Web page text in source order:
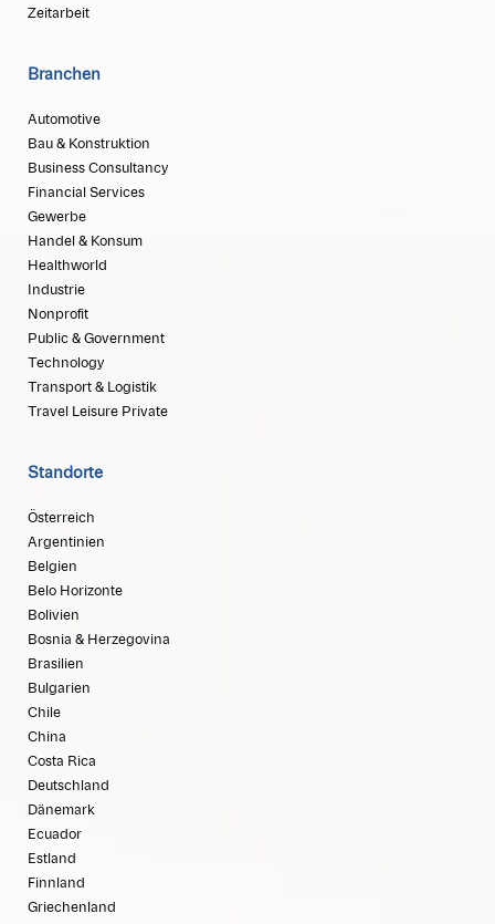
Zeitarbeit
Branchen
Automotive
Bau & Konstruktion
Business Consultancy
Financial Services
Gewerbe
Handel & Konsum
Healthworld
Industrie
Nonprofit
Public & Government
Technology
Transport & Logistik
Travel Leisure Private
Standorte
Österreich
Argentinien
Belgien
Belo Horizonte
Bolivien
Bosnia & Herzegovina
Brasilien
Bulgarien
Chile
China
Costa Rica
Deutschland
Dänemark
Ecuador
Estland
Finnland
Griechenland